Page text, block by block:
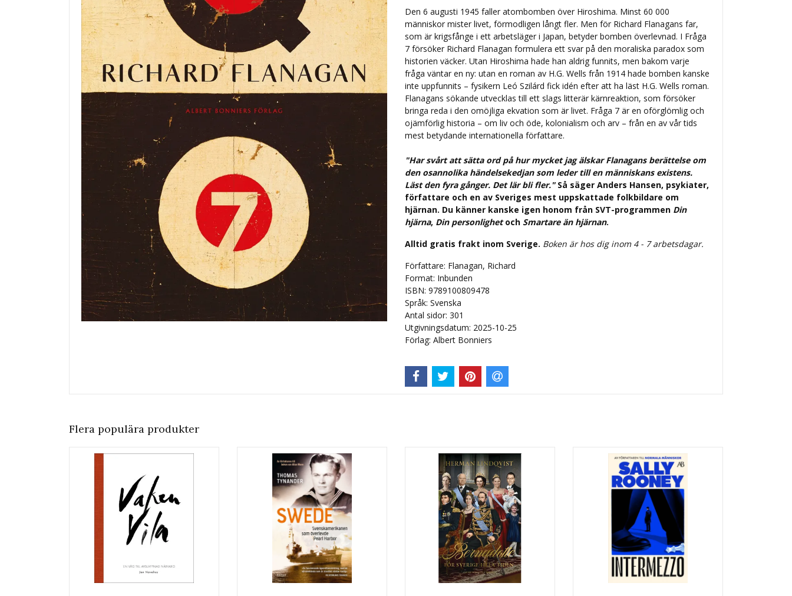
Den 6 augusti 1945 faller atombomben över Hiroshima. Minst 60 000
människor mister livet, förmodligen långt fler. Men för Richard Flanagans far,
som är krigsfånge i ett arbetsläger i Japan, betyder bomben överlevnad. I Fråga
7 försöker Richard Flanagan formulera ett svar på den moraliska paradox som
historien väcker. Utan Hiroshima hade han aldrig funnits, men bakom varje
fråga väntar en ny: utan en roman av H.G. Wells från 1914 hade bomben kanske
inte uppfunnits – fysikern Leó Szilárd fick idén efter att ha läst H.G. Wells roman.
Flanagans sökande utvecklas till ett slags litterär kärnreaktion, som försöker
bringa reda i den omöjliga ekvation som är livet. Fråga 7 är en oförglömlig och
ojämförlig historia – om liv och öde, kolonialism och arv – från en av vår tids
mest betydande internationella författare.
"Har svårt att sätta ord på hur mycket jag älskar Flanagans berättelse om
den osannolika händelsekedjan som leder till en människans existens.
Läst den fyra gånger. Det lär bli fler." Så säger Anders Hansen, psykiater,
författare och en av Sveriges mest uppskattade folkbildare om
hjärnan. Du känner kanske igen honom från SVT-programmen Din
hjärna, Din personlighetoch Smartare än hjärnan.
Alltid gratis frakt inom Sverige. Boken är hos dig inom 4 - 7 arbetsdagar.
Författare: Flanagan, Richard
Format: Inbunden
ISBN: 9789100809478
Språk: Svenska
Antal sidor: 301
Utgivningsdatum: 2025-10-25
Förlag: Albert Bonniers
Flera populära produkter